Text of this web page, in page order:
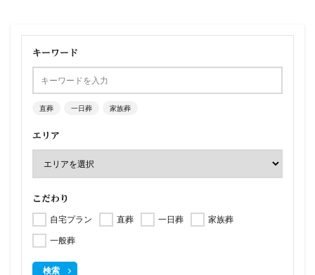
キーワード
直葬 一日葬 家族葬
エリア
こだわり
自宅プラン 直葬 一日葬
家族葬
一般葬
検索